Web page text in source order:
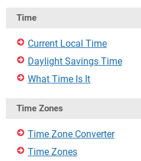
Time
Current Local Time
Daylight Savings Time
What Time Is It
Time Zones
Time Zone Converter
Time Zones